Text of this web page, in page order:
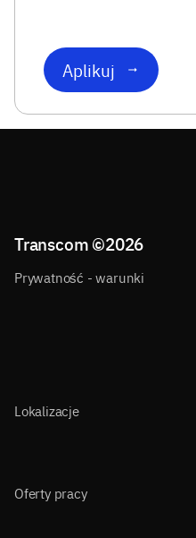
Aplikuj
Transcom ©2026
Prywatność - warunki
Lokalizacje
Oferty pracy